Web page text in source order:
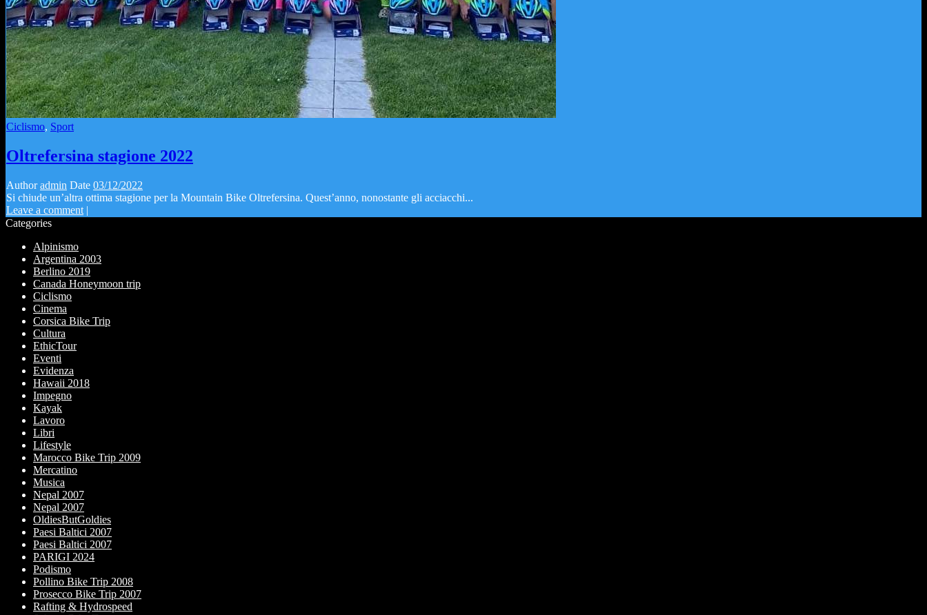
Ciclismo, Sport
Oltrefersina stagione 2022
Authoradmin Date 03/12/2022
Si chiude un’altra ottima stagione per la Mountain Bike Oltrefersina. Quest’anno, nonostante gli acciacchi...
Leave a comment |
Categories
Alpinismo
Argentina 2003
Berlino 2019
Canada Honeymoon trip
Ciclismo
Cinema
Corsica Bike Trip
Cultura
EthicTour
Eventi
Evidenza
Hawaii 2018
Impegno
Kayak
Lavoro
Libri
Lifestyle
Marocco Bike Trip 2009
Mercatino
Musica
Nepal 2007
Nepal 2007
OldiesButGoldies
Paesi Baltici 2007
Paesi Baltici 2007
PARIGI 2024
Podismo
Pollino Bike Trip 2008
Prosecco Bike Trip 2007
Rafting & Hydrospeed